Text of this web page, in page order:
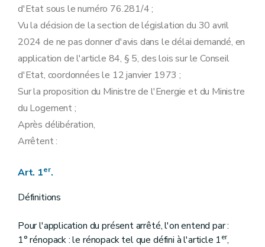
d'Etat sous le numéro 76.281/4 ;
Vu la décision de la section de législation du 30 avril
2024 de ne pas donner d'avis dans le délai demandé, en
application de l'article 84, § 5, des lois sur le Conseil
d'Etat, coordonnées le 12 janvier 1973 ;
Sur la proposition du Ministre de l'Energie et du Ministre
du Logement ;
Après délibération,
Arrêtent :
Art. 1er.
Définitions
Pour l'application du présent arrêté, l'on entend par :
1° rénopack : le rénopack tel que défini à l'article 1er,